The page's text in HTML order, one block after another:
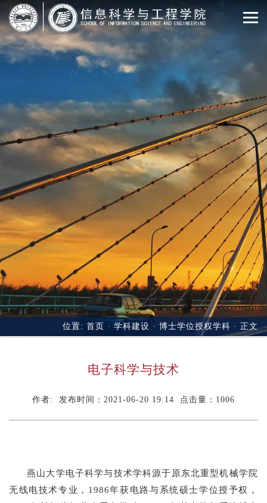
位置: 首页 · 学科建设 · 博士学位授权学科 · 正文
电子科学与技术
作者: 发布时间：2021-06-20 19:14 点击量： 1006
燕山大学电子科学与技术学科源于原东北重型机械学院
无线电技术专业，1986年获电路与系统硕士学位授予权，